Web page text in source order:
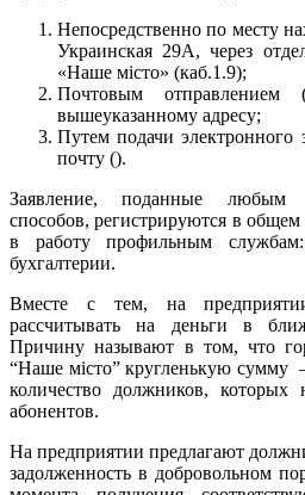
Непосредственно по месту
Украинская 29А, через
«Наше місто» (каб.1.9);
Почтовым отправлением
вышеуказанному адресу;
Путем подачи электронного
почту ().
Заявление, поданные любым
способов, регистрируются в общем
в работу профильным
бухгалтерии.
Вместе с тем, на
рассчитывать на деньги в
Причину называют в том, что
“Наше місто” кругленькую
количество должников,
абонентов.
На предприятии предлагают
задолженность в добровольном